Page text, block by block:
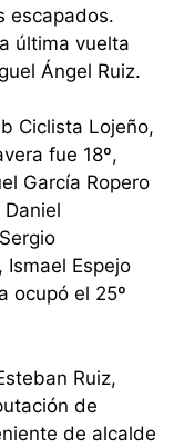
escapados.
última vuelta
Ángel Ruiz.
Ciclista Lojeño,
fue 18º,
García Ropero
Ismael Espejo
ocupó el 25º
Ruiz,
de
de alcalde